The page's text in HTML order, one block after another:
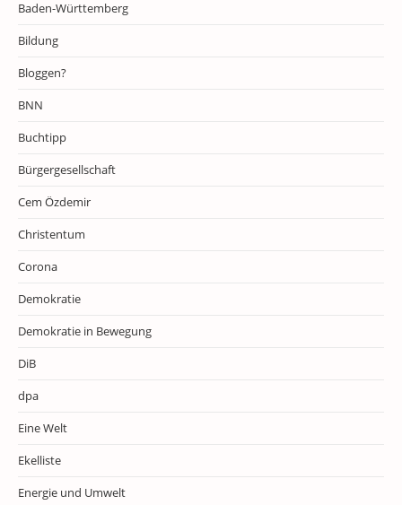
Baden-Württemberg
Bildung
Bloggen?
BNN
Buchtipp
Bürgergesellschaft
Cem Özdemir
Christentum
Corona
Demokratie
Demokratie in Bewegung
DiB
dpa
Eine Welt
Ekelliste
Energie und Umwelt